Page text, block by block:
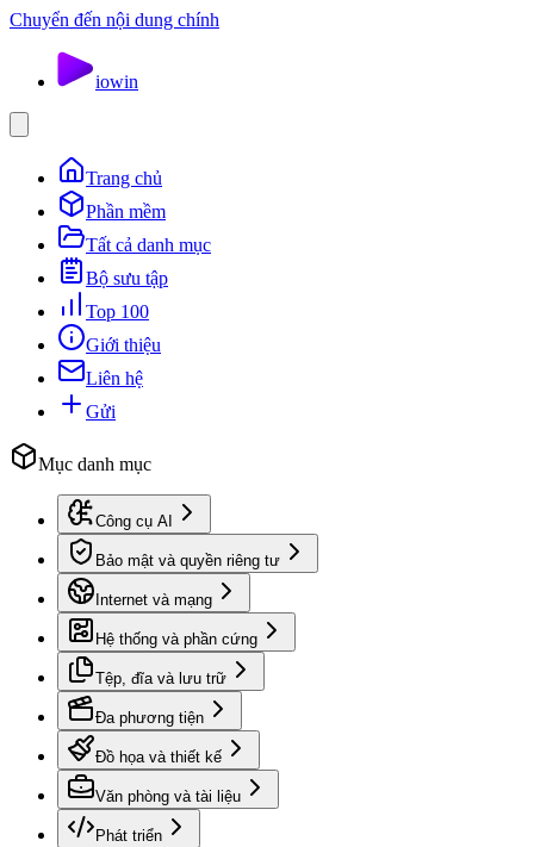
Chuyển đến nội dung chính
iowin
Trang chủ
Phần mềm
Tất cả danh mục
Bộ sưu tập
Top 100
Giới thiệu
Liên hệ
Gửi
Mục danh mục
Công cụ AI
Bảo mật và quyền riêng tư
Internet và mạng
Hệ thống và phần cứng
Tệp, đĩa và lưu trữ
Đa phương tiện
Đồ họa và thiết kế
Văn phòng và tài liệu
Phát triển